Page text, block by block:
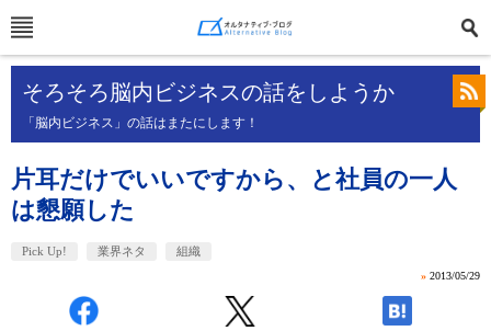
そろそろ脳内ビジネスの話をしようか
「脳内ビジネス」の話はまたにします！
片耳だけでいいですから、と社員の一人
は懇願した
Pick Up! 業界ネタ 組織
» 2013/05/29